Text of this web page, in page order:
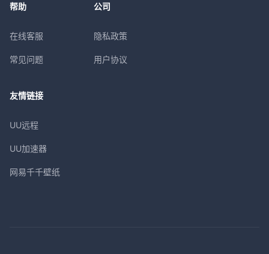
帮助
在线客服
常见问题
公司
隐私政策
用户协议
友情链接
UU远程
UU加速器
网易千千壁纸